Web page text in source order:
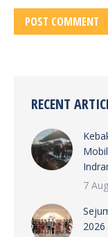
POST COMMENT
RECENT
7
2026